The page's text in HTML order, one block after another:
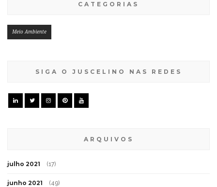
CATEGORIAS
Meio Ambiente
SIGA O JUSCELINO NAS REDES
ARQUIVOS
julho 2021 (17)
junho 2021 (49)